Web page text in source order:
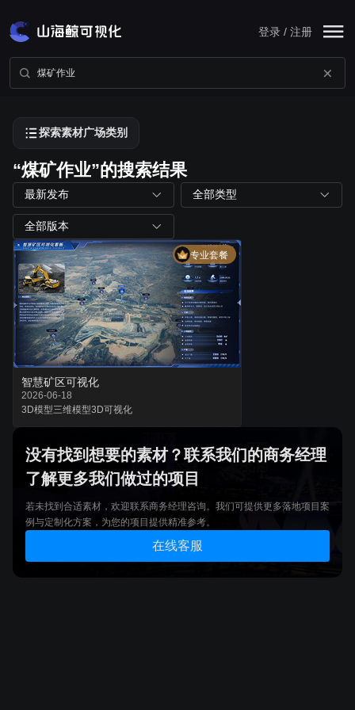
登录 / 注册
探索素材广场类别
“煤矿作业”的搜索结果
最新发布 全部类型
全部版本
专业套餐
智慧矿区可视化
2026-06-18
3D模型三维模型3D可视化
没有找到想要的素材？联系我们的商务经理
了解更多我们做过的项目
若未找到合适素材，欢迎联系商务经理咨询。我们可提供更多落地项目案
例与定制化方案，为您的项目提供精准参考。
在线客服